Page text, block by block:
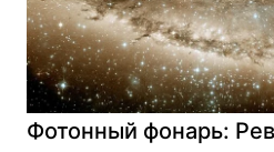
Фотонный фонарь: